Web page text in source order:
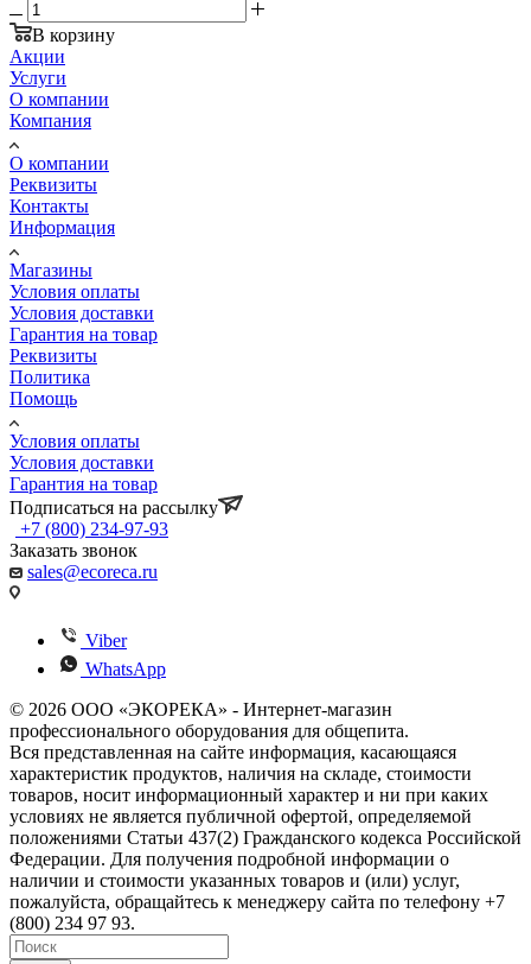
В корзину
Акции
Услуги
О компании
Компания
О компании
Реквизиты
Контакты
Информация
Магазины
Условия оплаты
Условия доставки
Гарантия на товар
Реквизиты
Политика
Помощь
Условия оплаты
Условия доставки
Гарантия на товар
Подписаться на рассылку
+7 (800) 234-97-93
Заказать звонок
sales@ecoreca.ru
Viber
WhatsApp
© 2026 ООО «ЭКОРЕКА» - Интернет-магазин
профессионального оборудования для общепита.
Вся представленная на сайте информация, касающаяся
характеристик продуктов, наличия на складе, стоимости
товаров, носит информационный характер и ни при каких
условиях не является публичной офертой, определяемой
положениями Статьи 437(2) Гражданского кодекса Российской
Федерации. Для получения подробной информации о
наличии и стоимости указанных товаров и (или) услуг,
пожалуйста, обращайтесь к менеджеру сайта по телефону +7
(800) 234 97 93.